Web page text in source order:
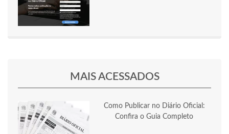
MAIS ACESSADOS
Como Publicar no Diário Oficial:
Confira o Guia Completo